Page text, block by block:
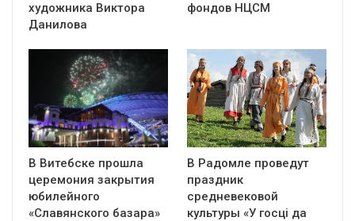
художника Виктора
Данилова
фондов НЦСМ
В Витебске прошла
церемония закрытия
юбилейного
«Славянского базара»
В Радомле проведут
праздник
средневековой
культуры «У госці да